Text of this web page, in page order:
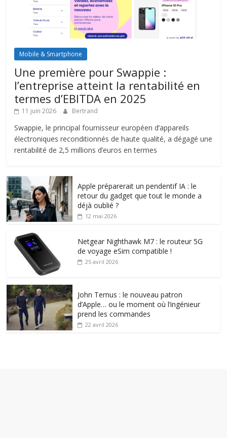
Mobile & Smartphone
Une première pour Swappie :
l’entreprise atteint la rentabilité en
termes d’EBITDA en 2025
11 juin 2026 Bertrand
Swappie, le principal fournisseur européen d’appareils
électroniques reconditionnés de haute qualité, a dégagé une
rentabilité de 2,5 millions d’euros en termes
Apple préparerait un pendentif IA : le
retour du gadget que tout le monde a
déjà oublié ?
12 mai 2026
Netgear Nighthawk M7 : le routeur 5G
de voyage eSim compatible !
25 avril 2026
John Ternus : le nouveau patron
d’Apple… ou le moment où l’ingénieur
prend les commandes
22 avril 2026